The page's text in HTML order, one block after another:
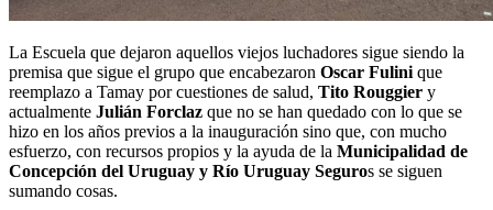
La Escuela que dejaron aquellos viejos luchadores sigue siendo la
premisa que sigue el grupo que encabezaron Oscar Fulinique
reemplazo a Tamay por cuestiones de salud, Tito Rouggier y
actualmente Julián Forclaz que no se han quedado con lo que se
hizo en los años previos a la inauguración sino que, con mucho
esfuerzo, con recursos propios y la ayuda de la Municipalidad de
Concepción del Uruguay y Río Uruguay Seguros se siguen
sumando cosas.